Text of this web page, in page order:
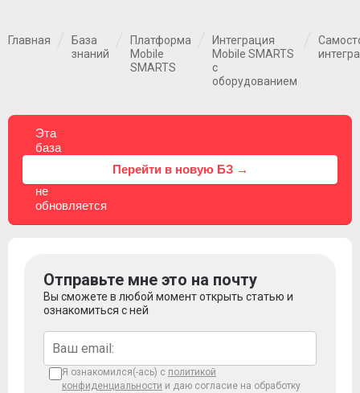
Главная
База
знаний
Платформа
Mobile
SMARTS
Интеграция
Mobile SMARTS
с
оборудованием
Эта
база
не
обновляется
Перейти в новую БЗ →
Отправьте мне это на почту
Вы сможете в любой момент открыть статью и
ознакомиться с ней
Я ознакомился(-ась) с политикой
конфиденциальности и даю согласие на обработку